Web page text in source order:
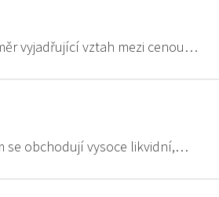
vyjadřující vztah mezi cenou…
se obchodují vysoce likvidní,…